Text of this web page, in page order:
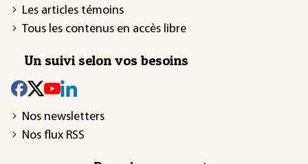
Les articles témoins
Tous les contenus en accès libre
Un suivi selon vos besoins
Nos newsletters
Nos flux RSS